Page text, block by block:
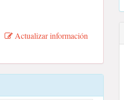
Actualizar información